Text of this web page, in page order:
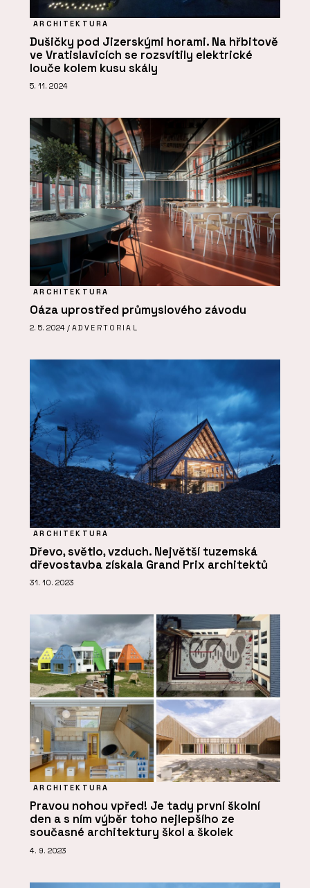
ARCHITEKTURA
Dušičky pod Jizerskými horami. Na hřbitově
ve Vratislavicích se rozsvítily elektrické
louče kolem kusu skály
5. 11. 2024
ARCHITEKTURA
Oáza uprostřed průmyslového závodu
2. 5. 2024 / ADVERTORIAL
ARCHITEKTURA
Dřevo, světlo, vzduch. Největší tuzemská
dřevostavba získala Grand Prix architektů
31. 10. 2023
ARCHITEKTURA
Pravou nohou vpřed! Je tady první školní
den a s ním výběr toho nejlepšího ze
současné architektury škol a školek
4. 9. 2023